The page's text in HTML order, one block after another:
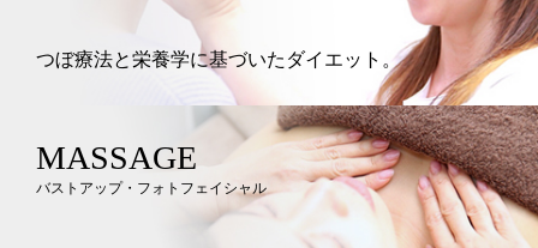
つぼ療法と栄養学に基づいたダイエット。
MASSAGE
バストアップ・フォトフェイシャル